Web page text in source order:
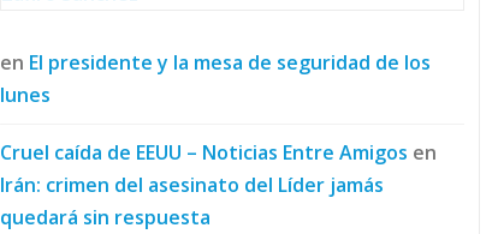
en El presidente y la mesa de seguridad de los
lunes
Cruel caída de EEUU – Noticias Entre Amigos en
Irán: crimen del asesinato del Líder jamás
quedará sin respuesta